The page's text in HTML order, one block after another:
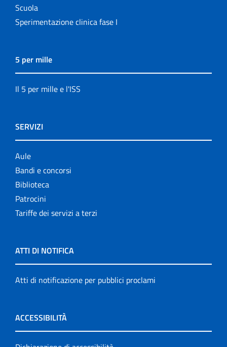
Scuola
Sperimentazione clinica fase I
5 per mille
Il 5 per mille e l'ISS
SERVIZI
Aule
Bandi e concorsi
Biblioteca
Patrocini
Tariffe dei servizi a terzi
ATTI DI NOTIFICA
Atti di notificazione per pubblici proclami
ACCESSIBILITÀ